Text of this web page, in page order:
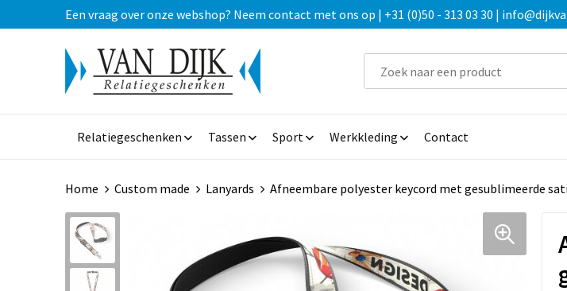
Een vraag over onze webshop? Neem contact met ons op | +31 (0)50 - 313 03 30 |
Relatiegeschenken Tassen Sport Werkkleding Contact
Home Custom made Lanyards Afneembare polyester keycord met gesublimeerde